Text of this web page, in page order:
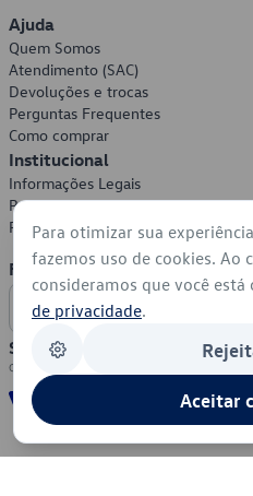
Ajuda
Quem Somos
Atendimento (SAC)
Devoluções e trocas
Perguntas Frequentes
Como comprar
Institucional
Informações Legais
Política de Privacidade
Política de Cookies
Formas de Pagamento
Segurança
Para otimizar sua
fazemos uso de cookies. Ao
consideramos que você está
de privacidade.
Aceitar